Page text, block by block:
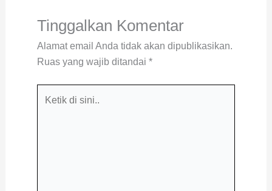
Tinggalkan Komentar
Alamat email Anda tidak akan dipublikasikan.
Ruas yang wajib ditandai *